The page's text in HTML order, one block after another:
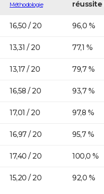
Méthodologie
réussite
16,50 / 20 96,0 %
13,31 / 20 77,1 %
13,17 / 20 79,7 %
16,58 / 20 93,7 %
17,01 / 20 97,8 %
16,97 / 20 95,7 %
17,40 / 20 100,0 %
15,20 / 20 92,0 %